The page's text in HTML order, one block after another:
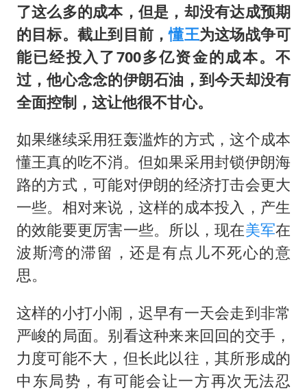
了这么多的成本，但是，却没有达成预期
的目标。截止到目前，懂王为这场战争可
能已经投入了700多亿资金的成本。不
过，他心念念的伊朗石油，到今天却没有
全面控制，这让他很不甘心。
如果继续采用狂轰滥炸的方式，这个成本
懂王真的吃不消。但如果采用封锁伊朗海
路的方式，可能对伊朗的经济打击会更大
一些。相对来说，这样的成本投入，产生
的效能要更厉害一些。所以，现在美军在
波斯湾的滞留，还是有点儿不死心的意
思。
这样的小打小闹，迟早有一天会走到非常
严峻的局面。别看这种来来回回的交手，
力度可能不大，但长此以往，其所形成的
中东局势，有可能会让一方再次无法忍